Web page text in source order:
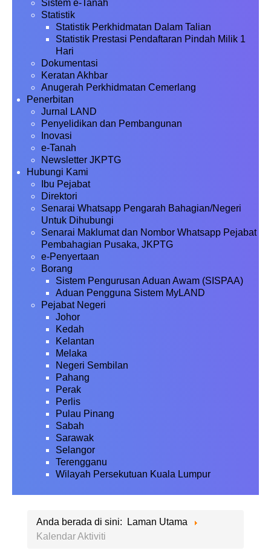
Sistem e-Tanah
Statistik
Statistik Perkhidmatan Dalam Talian
Statistik Prestasi Pendaftaran Pindah Milik 1
Hari
Dokumentasi
Keratan Akhbar
Anugerah Perkhidmatan Cemerlang
Penerbitan
Jurnal LAND
Penyelidikan dan Pembangunan
Inovasi
e-Tanah
Newsletter JKPTG
Hubungi Kami
Ibu Pejabat
Direktori
Senarai Whatsapp Pengarah Bahagian/Negeri
Untuk Dihubungi
Senarai Maklumat dan Nombor Whatsapp Pejabat
Pembahagian Pusaka, JKPTG
e-Penyertaan
Borang
Sistem Pengurusan Aduan Awam (SISPAA)
Aduan Pengguna Sistem MyLAND
Pejabat Negeri
Johor
Kedah
Kelantan
Melaka
Negeri Sembilan
Pahang
Perak
Perlis
Pulau Pinang
Sabah
Sarawak
Selangor
Terengganu
Wilayah Persekutuan Kuala Lumpur
Anda berada di sini:
Laman Utama
Kalendar Aktiviti